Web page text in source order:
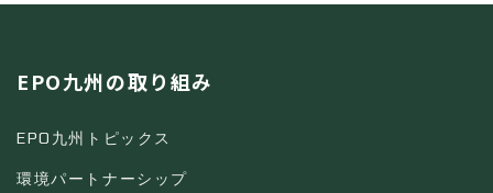
EPO九州の取り組み
EPO九州トピックス
環境パートナーシップ